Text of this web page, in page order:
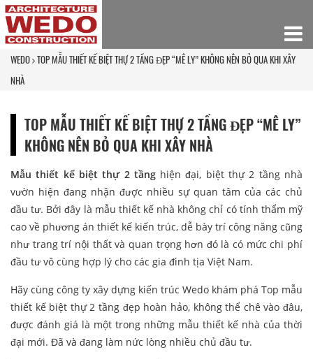
WEDO TOP MẪU THIẾT KẾ BIỆT THỰ 2 TẦNG ĐẸP “MÊ LY” KHÔNG NÊN BỎ QUA KHI XÂY
NHÀ
TOP MẪU THIẾT KẾ BIỆT THỰ 2 TẦNG ĐẸP “MÊ LY”
KHÔNG NÊN BỎ QUA KHI XÂY NHÀ
Mẫu thiết kế biệt thự 2 tầnghiện đại, biệt thự 2 tầng nhà
vườn hiện đang nhận được nhiều sự quan tâm của các chủ
đầu tư. Bởi đây là mẫu thiết kế nhà không chỉ có tính thẩm mỹ
cao về phương án thiết kế kiến trúc, dễ bày trí công năng cũng
như trang trí nội thất và quan trọng hơn đó là có mức chi phí
đầu tư vô cùng hợp lý cho các gia đình tịa Việt Nam.
Hãy cùng công ty xây dựng kiến trúc Wedo khám phá Top mẫu
thiết kế biệt thự 2 tầng đẹp hoàn hảo, không thể chê vào đâu,
được đánh giá là một trong những mẫu thiết kế nhà của thời
đại mới. Đã và đang làm nức lòng nhiều chủ đầu tư.